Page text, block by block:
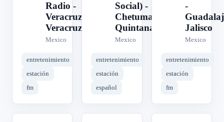
Radio -
Veracruz,
Veracruz
Mexico
entretenimiento
estación
fm
Social) -
Chetumal,
Quintana Roo
Mexico
entretenimiento
estación
español
-
Jalisco
Mexico
entretenimiento
estación
fm